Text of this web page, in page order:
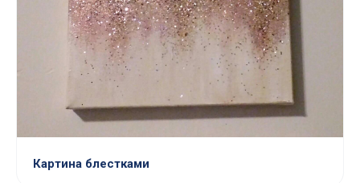
Картина блестками